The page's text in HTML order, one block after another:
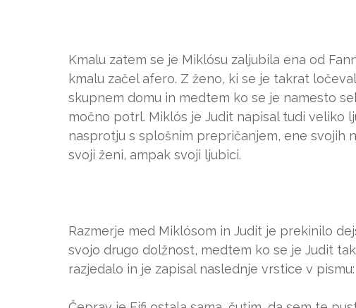
Kmalu zatem se je Miklósu zaljubila ena od
kmalu začel afero. Z ženo, ki se je takrat
skupnem domu in medtem ko se je namesto
močno potrl. Miklós je Judit napisal tudi veliko
nasprotju s splošnim prepričanjem, ene svojih
svoji ženi, ampak svoji ljubici.
Razmerje med Miklósom in Judit je prekinilo
svojo drugo dolžnost, medtem ko se je Judit
razjedalo in je zapisal naslednje vrstice v pismu: